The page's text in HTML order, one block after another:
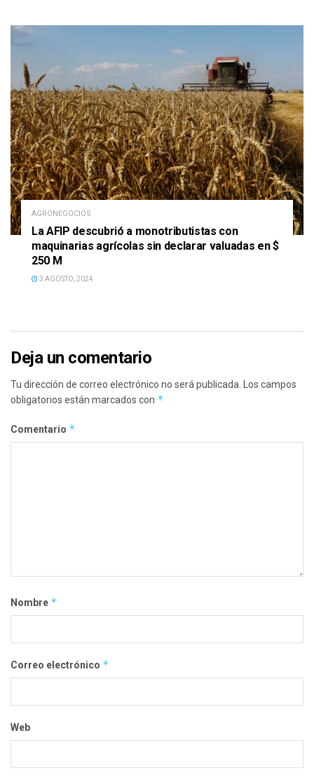
AGRONEGOCIOS
La AFIP descubrió a monotributistas con
maquinarias agrícolas sin declarar valuadas en $
250 M
3 AGOSTO, 2024
Deja un comentario
Tu dirección de correo electrónico no será publicada. Los campos
obligatorios están marcados con *
Comentario *
Nombre *
Correo electrónico *
Web